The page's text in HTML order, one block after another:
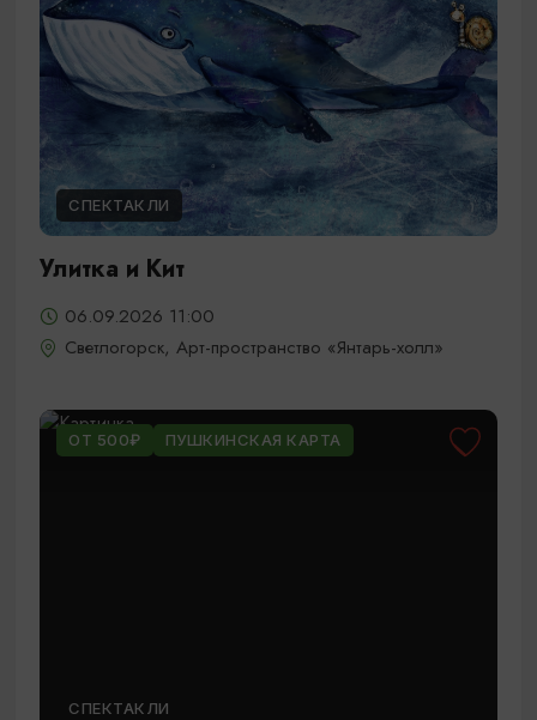
СПЕКТАКЛИ
Улитка и Кит
06.09.2026 11:00
Светлогорск, Арт-пространство «Янтарь-холл»
ОТ 500₽ ПУШКИНСКАЯ КАРТА
СПЕКТАКЛИ